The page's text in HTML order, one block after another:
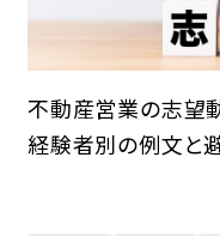
不動産営業の志望
経験者別の例文と